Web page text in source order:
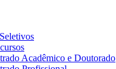
Acadêmico e Doutorado